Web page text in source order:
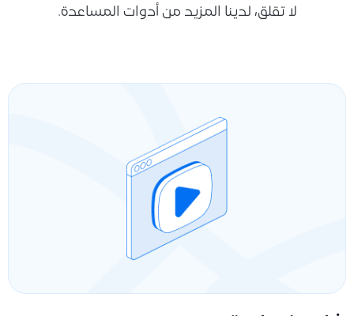
لا تقلق، لدينا المزيد من أدوات المساعدة.